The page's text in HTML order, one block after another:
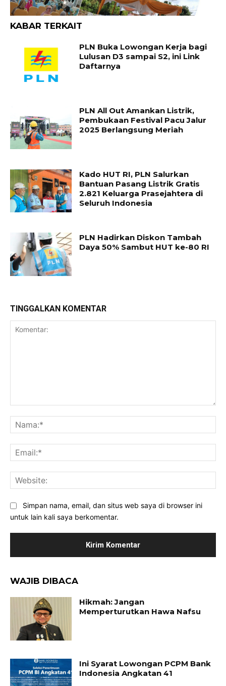
KABAR TERKAIT
PLN Buka Lowongan Kerja bagi
Lulusan D3 sampai S2, ini Link
Daftarnya
PLN All Out Amankan Listrik,
Pembukaan Festival Pacu Jalur
2025 Berlangsung Meriah
Kado HUT RI, PLN Salurkan
Bantuan Pasang Listrik Gratis
2.821 Keluarga Prasejahtera di
Seluruh Indonesia
PLN Hadirkan Diskon Tambah
Daya 50% Sambut HUT ke-80 RI
TINGGALKAN KOMENTAR
Simpan nama, email, dan situs web saya di browser ini
untuk lain kali saya berkomentar.
WAJIB DIBACA
Hikmah: Jangan
Memperturutkan Hawa Nafsu
Ini Syarat Lowongan PCPM Bank
Indonesia Angkatan 41